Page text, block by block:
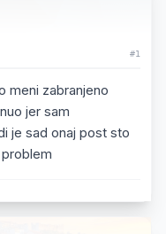
#1
meni zabranjeno
jer sam
je sad onaj post sto